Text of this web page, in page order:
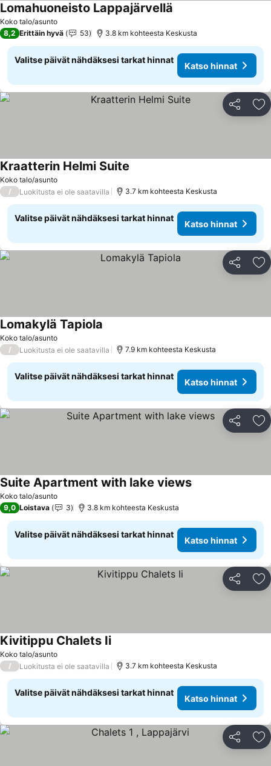
Koko talo/asunto
Lomahuoneisto Lappajärvellä
8,2 Erittäin hyvä 53 3.8 km kohteesta Keskusta
Valitse päivät nähdäksesi tarkat hinnat
Katso hinnat
Jaa
Koko talo/asunto
Kraatterin Helmi Suite
/ Luokitusta ei ole saatavilla 3.7 km kohteesta Keskusta
Valitse päivät nähdäksesi tarkat hinnat
Katso hinnat
Jaa
Koko talo/asunto
Lomakylä Tapiola
/ Luokitusta ei ole saatavilla 7.9 km kohteesta Keskusta
Valitse päivät nähdäksesi tarkat hinnat
Katso hinnat
Jaa
Koko talo/asunto
Suite Apartment with lake views
9,0 Loistava 3 3.8 km kohteesta Keskusta
Valitse päivät nähdäksesi tarkat hinnat
Katso hinnat
Jaa
Koko talo/asunto
Kivitippu Chalets Ii
/ Luokitusta ei ole saatavilla 3.7 km kohteesta Keskusta
Valitse päivät nähdäksesi tarkat hinnat
Katso hinnat
Jaa